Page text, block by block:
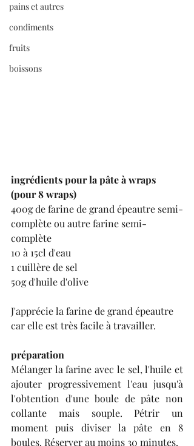
pains et autres
condiments
fruits
boissons
ingrédients pour la pâte à wraps
(pour 8 wraps)
400g de farine de grand épeautre semi-
complète ou autre farine semi-
complète
10 à 15cl d'eau
1 cuillère de sel
50g d'huile d'olive
J'apprécie la farine de grand épeautre
car elle est très facile à travailler.
préparation
Mélanger la farine avec le sel, l'huile et
ajouter progressivement l'eau jusqu'à
l'obtention d'une boule de pâte non
collante mais souple. Pétrir un
moment puis diviser la pâte en 8
boules. Réserver au moins 30 minutes.